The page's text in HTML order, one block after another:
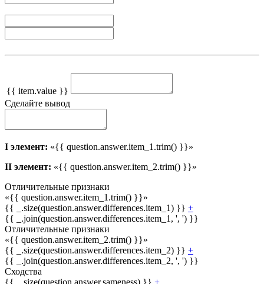
{{ item.value }}
Сделайте вывод
I элемент: «{{ question.answer.item_1.trim() }}»
II элемент: «{{ question.answer.item_2.trim() }}»
Отличительные признаки
«{{ question.answer.item_1.trim() }}»
{{ _.size(question.answer.differences.item_1) }} +
{{ _.join(question.answer.differences.item_1, ', ') }}
Отличительные признаки
«{{ question.answer.item_2.trim() }}»
{{ _.size(question.answer.differences.item_2) }} +
{{ _.join(question.answer.differences.item_2, ', ') }}
Сходства
{{ _.size(question.answer.sameness) }} +